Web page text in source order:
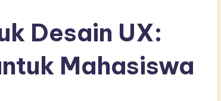
Desain UX:
Mahasiswa